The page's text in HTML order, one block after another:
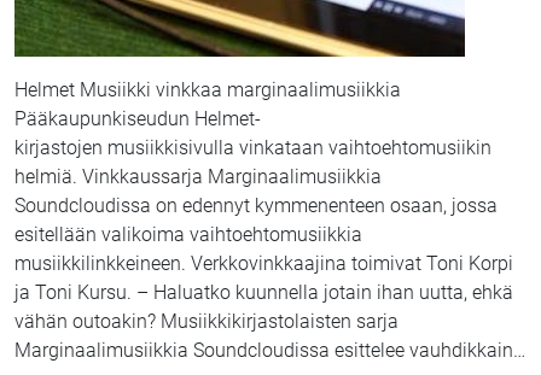
Helmet Musiikki vinkkaa marginaalimusiikkia
Pääkaupunkiseudun Helmet-
kirjastojen musiikkisivulla vinkataan vaihtoehtomusiikin
helmiä. Vinkkaussarja Marginaalimusiikkia
Soundcloudissa on edennyt kymmenenteen osaan, jossa
esitellään valikoima vaihtoehtomusiikkia
musiikkilinkkeineen. Verkkovinkkaajina toimivat Toni Korpi
ja Toni Kursu. – Haluatko kuunnella jotain ihan uutta, ehkä
vähän outoakin? Musiikkikirjastolaisten sarja
Marginaalimusiikkia Soundcloudissa esittelee vauhdikkain …